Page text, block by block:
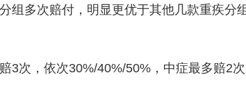
组多次赔付，明显更优于其他几款重疾分
3次，依次30%/40%/50%，中症最多赔2